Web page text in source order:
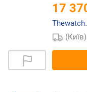
17
(Київ)